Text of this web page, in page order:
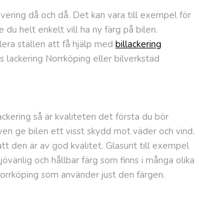
då och då. Det kan vara till exempel för
du helt enkelt vill ha ny färg på bilen.
ställen att få hjälp med billackering
Norrköping eller bilverkstad
så är kvaliteten det första du bör
ge bilen ett visst skydd mot väder och vind.
den är av god kvalitet. Glasurit till exempel
och hållbar färg som finns i många olika
som använder just den färgen.